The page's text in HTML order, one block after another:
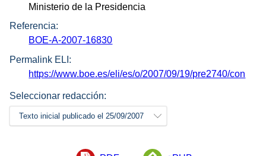
Ministerio de la Presidencia
Referencia:
BOE-A-2007-16830
Permalink ELI:
https://www.boe.es/eli/es/o/2007/09/19/pre2740/con
Seleccionar redacción:
Texto inicial publicado el 25/09/2007